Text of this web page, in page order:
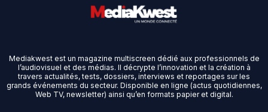
Mediakwest est un magazine multiscreen dédié aux professionnels de
l’audiovisuel et des médias. Il décrypte l’innovation et la création à
travers actualités, tests, dossiers, interviews et reportages sur les
grands événements du secteur. Disponible en ligne (actus quotidiennes,
Web TV, newsletter) ainsi qu’en formats papier et digital.